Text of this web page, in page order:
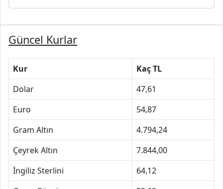
Güncel Kurlar
Kur
Kaç TL
Dolar
47,61
Euro
54,87
Gram Altın
4.794,24
Çeyrek Altın
7.844,00
İngiliz Sterlini
64,12